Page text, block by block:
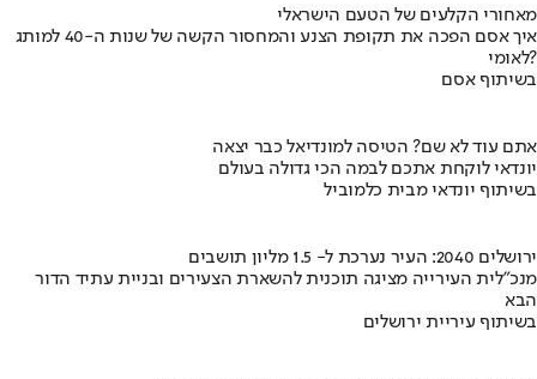
מאחורי הקלעים של הטעם הישראלי
איך אסם הפכה את תקופת הצנע והמחסור הקשה של שנות ה-40 למותג
לאומי?
בשיתוף אסם
אתם עוד לא שם? הטיסה למונדיאל כבר יצאה
יונדאי לוקחת אתכם לבמה הכי גדולה בעולם
בשיתוף יונדאי מבית כלמוביל
ירושלים 2040: העיר נערכת ל- 1.5 מליון תושבים
מנכ"לית העירייה מציגה תוכנית להשארת הצעירים ובניית עתיד הדור
הבא
בשיתוף עיריית ירושלים